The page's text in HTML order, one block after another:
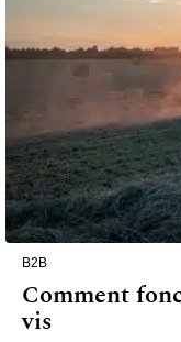
B2B
Comment
vis